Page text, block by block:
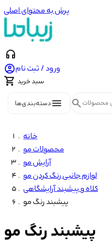
پرش به محتوای اصلی
headphones
ورود / ثبت نام
 سبد خرید
menuدسته‌بندی‌ها search
خانه
محصولات مو
آرایش مو
لوازم جانبی رنگ کردن مو
کلاه و پیشبند آرایشگاهی
پیشبند رنگ مو
پیشبند رنگ مو